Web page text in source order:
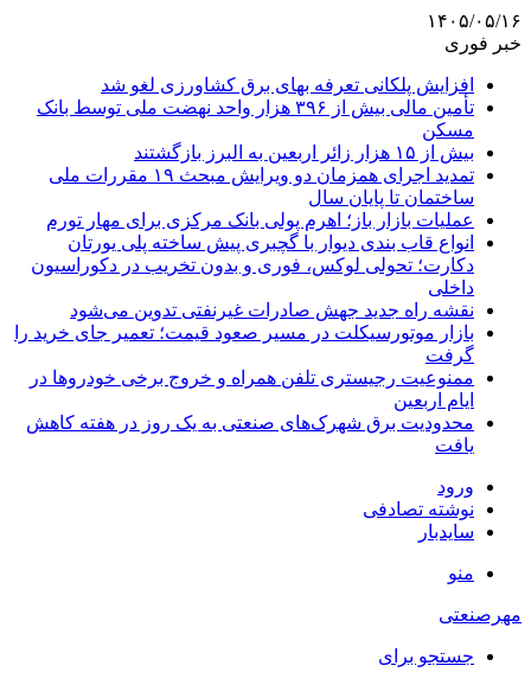
۱۴۰۵/۰۵/۱۶
خبر فوری
افزایش پلکانی تعرفه بهای برق کشاورزی لغو شد
تأمین مالی بیش از ۳۹۶ هزار واحد نهضت ملی توسط بانک
مسکن
بیش از ۱۵ هزار زائر اربعین به البرز بازگشتند
تمدید اجرای همزمان دو ویرایش مبحث ۱۹ مقررات ملی
ساختمان تا پایان سال
عملیات بازار باز؛ اهرم پولی بانک مرکزی برای مهار تورم
انواع قاب بندی دیوار با گچبری پیش ساخته پلی یورتان
دکارت؛ تحولی لوکس، فوری و بدون تخریب در دکوراسیون
داخلی
نقشه راه جدید جهش صادرات غیرنفتی تدوین می‌شود
بازار موتورسیکلت در مسیر صعود قیمت؛ تعمیر جای خرید را
گرفت
ممنوعیت رجیستری تلفن همراه و خروج برخی خودروها در
ایام اربعین
محدودیت برق شهرک‌های صنعتی به یک روز در هفته کاهش
یافت
ورود
نوشته تصادفی
سایدبار
منو
مهرصنعتی
جستجو برای